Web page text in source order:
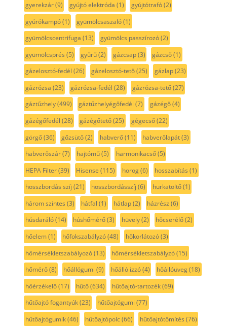
gyerekzár(9) gyújtó elektróda (1) gyújtótrafó(2)
gyúrókampó(1) gyümölcsaszaló(1)
gyümölcscentrifuga (13) gyümölcs passzírozó(2)
gyümölcsprés (5) gyűrű(2) gázcsap(3) gázcső(1)
gázelosztó-fedél (26) gázelosztó-tető(25) gázlap(23)
gázrózsa (23) gázrózsa-fedél (28) gázrózsa-tető(27)
gáztűzhely(499) gáztűzhelyégőfedél (7) gázégő(4)
gázégőfedél (28) gázégőtető(25) gégecső(22)
görgő(36) gőzsütő(2) habverő(11) habverőlapát(3)
habverőszár(7) hajtómű(5) harmonikacső(5)
HEPA Filter(39) Hisense (115) horog(6) hosszabítás (1)
hosszbordás szíj (21) hosszbordásszíj (6) hurkatöltő(1)
három szintes (3) hátfal (1) hátlap(2) házrész (6)
húsdaráló(14) húshőmérő(3) hüvely(2) hőcserélő(2)
hőelem(1) hőfokszabályzó(48) hőkorlátozó(3)
hőmérsékletszabályozó(13) hőmérsékletszabályzó(15)
hőmérő(8) hőállógumi (9) hőálló izzó(4) hőállóüveg(18)
hőérzékelő(17) hűtő(634) hűtőajtó-tartozék(69)
hűtőajtó fogantyúk(23) hűtőajtógumi (77)
hűtőajtógumik(46) hűtőajtópolc(66) hűtőajtótömítés (76)